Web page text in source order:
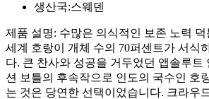
생산국:스웨덴
제품 설명: 수많은 의식적인 보존 노력
세계 호랑이 개체 수의 70퍼센트가 서식
다. 큰 찬사와 성공을 거두었던 앱솔루트
션 보틀의 후속작으로 인도의 국수인 호
는 것은 당연한 선택이었습니다. 크라우